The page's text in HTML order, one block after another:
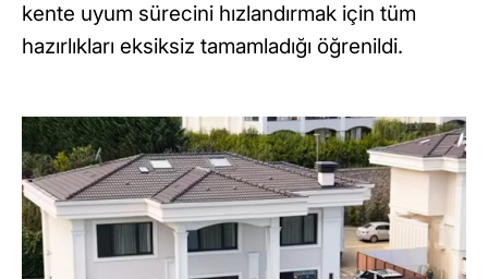
kente uyum sürecini hızlandırmak için tüm
hazırlıkları eksiksiz tamamladığı öğrenildi.